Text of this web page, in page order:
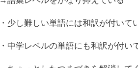
・少し難しい単語には和訳が付いて
・中学レベルの単語にも和訳が付い